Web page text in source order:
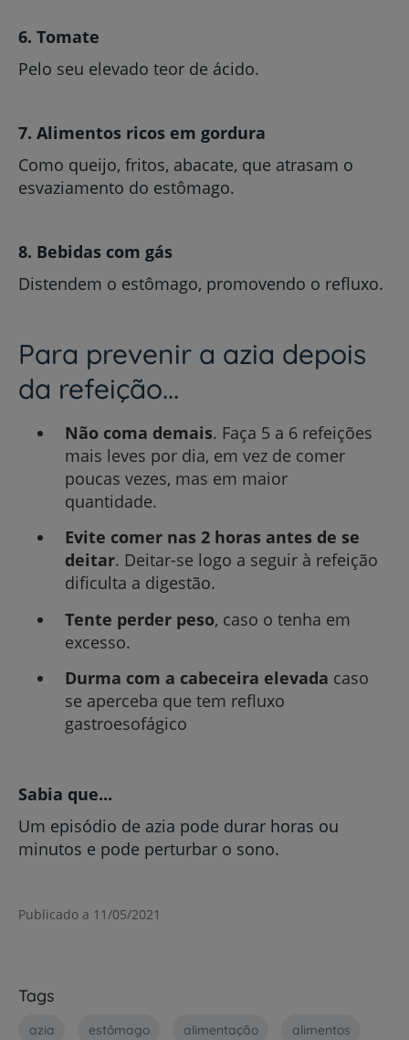
6. Tomate
Pelo seu elevado teor de ácido.
7. Alimentos ricos em gordura
Como queijo, fritos, abacate, que atrasam o
esvaziamento do estômago.
8. Bebidas com gás
Distendem o estômago, promovendo o refluxo.
Para prevenir a azia depois
da refeição...
Não coma demais. Faça 5 a 6 refeições
mais leves por dia, em vez de comer
poucas vezes, mas em maior
quantidade.
Evite comer nas 2 horas antes de se
deitar. Deitar-se logo a seguir à refeição
dificulta a digestão.
Tente perder peso, caso o tenha em
excesso.
Durma com a cabeceira elevada caso
se aperceba que tem refluxo
gastroesofágico
Sabia que...
Um episódio de azia pode durar horas ou
minutos e pode perturbar o sono.
Publicado a 11/05/2021
Tags
azia estômago alimentação alimentos